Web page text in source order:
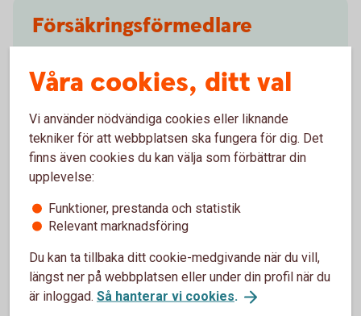
Försäkringsförmedlare
och kreditkort är WTW.
Försäkringsförmedlare(wtwco.com)
Försäkringar på ditt kort
Jämför kortförsäkringar
Våra cookies, ditt val
Vi använder nödvändiga cookies eller liknande
tekniker för att webbplatsen ska fungera för dig. Det
finns även cookies du kan välja som förbättrar din
upplevelse:
Funktioner, prestanda och statistik
Relevant marknadsföring
Du kan ta tillbaka ditt cookie-medgivande när du vill,
längst ner på webbplatsen eller under din profil när du
är inloggad. Så hanterar vi cookies.